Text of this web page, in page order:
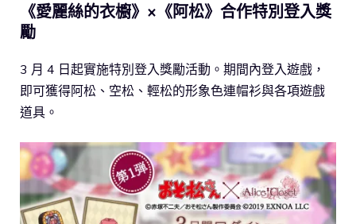
《愛麗絲的衣櫥》×《阿松》合作特別登入獎
勵
3 月 4 日起實施特別登入獎勵活動。期間內登入遊戲，
即可獲得阿松、空松、輕松的形象色連帽衫與各項遊戲
道具。